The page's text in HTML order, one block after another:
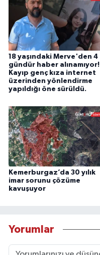
18 yaşındaki Merve'den 4
gündür haber alınamıyor!
Kayıp genç kıza internet
üzerinden yönlendirme
yapıldığı öne sürüldü.
Kemerburgaz’da 30 yılık
imar sorunu çözüme
kavuşuyor
Yorumlar